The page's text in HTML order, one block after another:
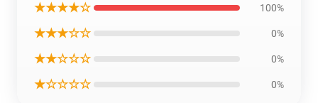
★★★★☆ 100%
★★★☆☆ 0%
★★☆☆☆ 0%
★☆☆☆☆ 0%